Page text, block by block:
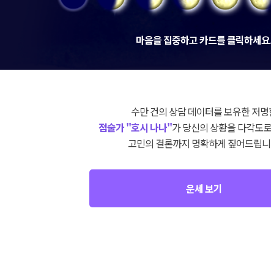
마음을 집중하고 카드를 클릭하세
수만 건의 상담 데이터를 보유한 저
점술가 "호시 나나"가 당신의 상황을 다각도
고민의 결론까지 명확하게 짚어드립
운세 보기